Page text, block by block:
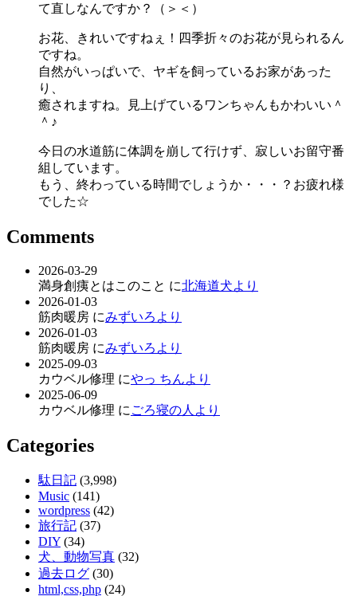
て直しなんですか？（＞＜）
お花、きれいですねぇ！四季折々のお花が見られるん
ですね。
自然がいっぱいで、ヤギを飼っているお家があった
り、
癒されますね。見上げているワンちゃんもかわいい＾
＾♪
今日の水道筋に体調を崩して行けず、寂しいお留守番
組しています。
もう、終わっている時間でしょうか・・・？お疲れ様
でした☆
Comments
2026-03-29
満身創痍とはこのこと に北海道犬より
2026-01-03
筋肉暖房 にみずいろより
2026-01-03
筋肉暖房 にみずいろより
2025-09-03
カウベル修理 にやっ ちんより
2025-06-09
カウベル修理 に ごろ寝の人より
Categories
駄日記 (3,998)
Music (141)
wordpress (42)
旅行記 (37)
DIY (34)
犬、動物写真 (32)
過去ログ (30)
html,css,php (24)